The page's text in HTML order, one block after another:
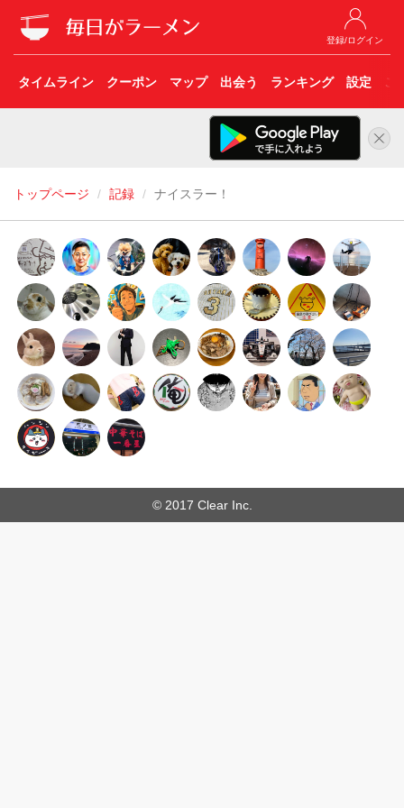
登録/ログイン
タイムライン クーポン マップ 出会う ランキング 設定 こ
トップページ 記録 ナイスラー！
© 2017 Clear Inc.